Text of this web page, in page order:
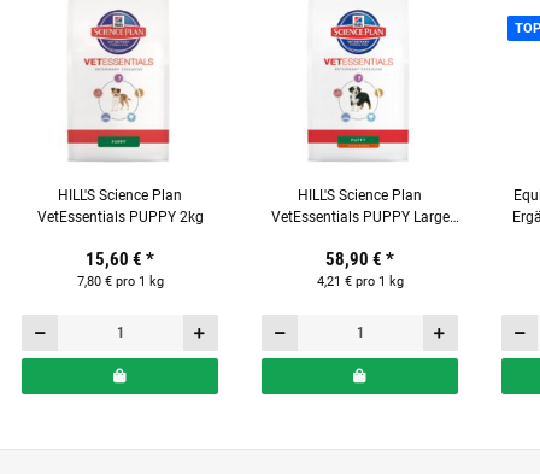
HILL'S Science Plan
VetEssentials PUPPY 2kg
15,60 € *
7,80 € pro 1 kg
HILL'S Science Plan
VetEssentials PUPPY Large
58,90 € *
4,21 € pro 1 kg